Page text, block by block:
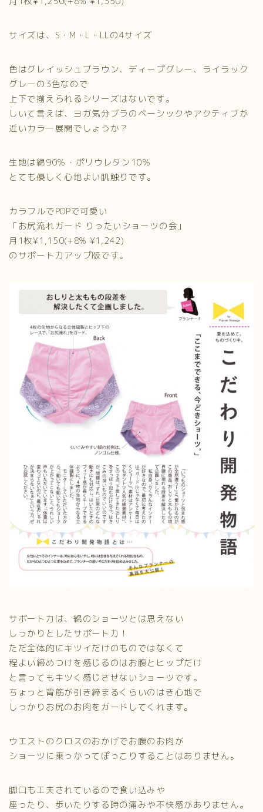
サイズは、S・M・L・LLの4サイズ
色はグレイッシュブラウン、ディープグレー、ライラック
グレーの3色なので
上下で揃えられるシリーズはないです。
しいて言えば、ヨガ気分ブラのベーシックやアクティブが
近いカラー展開でしょうか？
生地は綿90％・ポリウレタン10％
とても優しく心地よい肌触りです。
カラフルでPOPで可愛い
「お尻流れガード りったいショーツの会」
月1枚¥1,150(+8% ¥1,242)
のサポート力アップ版です。
サポート力は、綿のショーツとは思えない
しっかりとしたサポート力！
ただ全体的にキツイだけのものではなくて
程よい締めつけを感じるのはお腹とヒップだけ
と言ってもキツく感じさせないショーツです。
ちょっと背筋が引き締まるくらいのはき心地で
しっかりお尻のお肉をガードしてくれます。
ウエストのクロスのおかげでお腹のお肉が
ショーツに乗っかってぽっこりすることはありません。
脚口も工夫されているので食い込みや
座ったり、歩いたりする時の痛みや不快感がありません。